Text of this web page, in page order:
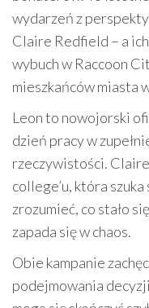
wydarzeń z
Claire Redfield – a
wybuch w Raccoon
mieszkańców miasta
Leon to nowojorski
dzień pracy w
rzeczywistości.
college’u, która
zrozumieć, co stało
zapada się w chaos.
Obie kampanie
podejmowania